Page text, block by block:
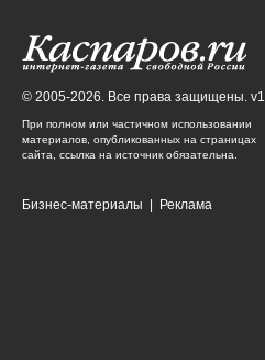
© 2005-2026. Все права защищены. v1
При полном или частичном использовании
материалов, опубликованных на страницах
сайта, ссылка на источник обязательна.
Бизнес-материалы Реклама